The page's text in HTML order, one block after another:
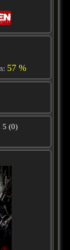
57 %
5 (0)